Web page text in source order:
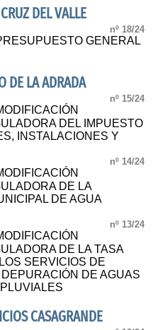
DEL VALLE
nº 18/24
GENERAL
DE LA ADRADA
nº 15/24
DEL IMPUESTO
INSTALACIONES Y
nº 14/24
DE LA
DE AGUA
nº 13/24
DE LA TASA
SERVICIOS DE
DE AGUAS
CASAGRANDE